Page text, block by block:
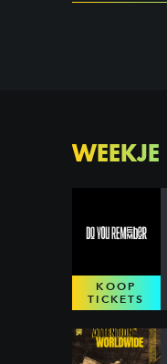
WEEKJE
KOOP
TICKETS